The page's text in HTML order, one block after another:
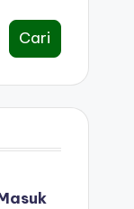
Cari